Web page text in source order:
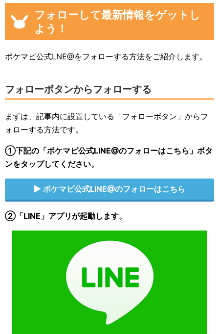
フォローして最新情報をゲットし
よう！
ポケマピ公式LNE@をフォローする方法をご紹介します。
フォローボタンからフォローする
まずは、記事内に設置している「フォローボタン」からフ
ォローする方法です。
①下記の「ポケマピ公式LINE@のフォローはこちら」ボタ
ンをタップしてください。
ポケマピ公式LINE@のフォローはこちら
②「LINE」アプリが起動します。